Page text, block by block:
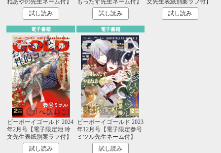
ねあやの先生ネーム付】
試し読み
もったす先生ネーム付】
試し読み
文先生表紙別案ラフ付】
試し読み
電子書籍
ビーボーイゴールド 2024
年2月号【電子限定池 玲
文先生表紙別案ラフ付】
試し読み
電子書籍
ビーボーイゴールド 2023
年12月号【電子限定参号
ミツル先生ネーム付】
試し読み